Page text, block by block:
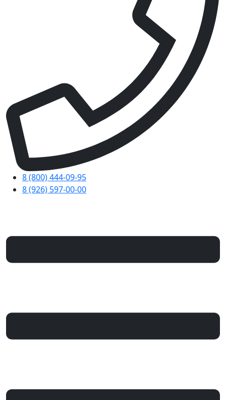
8 (800) 444-09-95
8 (926) 597-00-00